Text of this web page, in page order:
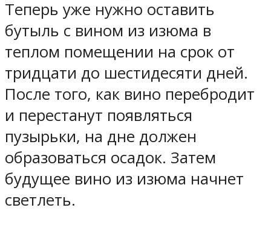
Теперь уже нужно оставить
бутыль с вином из изюма в
теплом помещении на срок от
тридцати до шестидесяти дней.
После того, как вино перебродит
и перестанут появляться
пузырьки, на дне должен
образоваться осадок. Затем
будущее вино из изюма начнет
светлеть.